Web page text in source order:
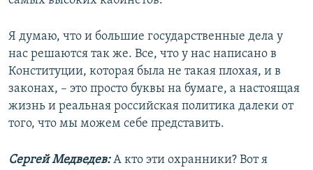
Я думаю, что и большие государственные дела у
нас решаются так же. Все, что у нас написано в
Конституции, которая была не такая плохая, и в
законах, – это просто буквы на бумаге, а настоящая
жизнь и реальная российская политика далеки от
того, что мы можем себе представить.
Сергей Медведев:А кто эти охранники? Вот я